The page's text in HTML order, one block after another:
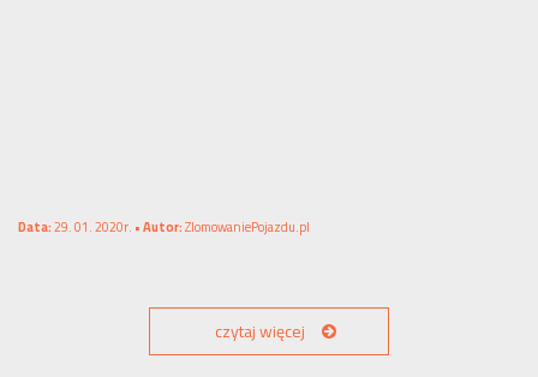
Data:29. 01. 2020r. •Autor:ZlomowaniePojazdu.pl
czytaj więcej